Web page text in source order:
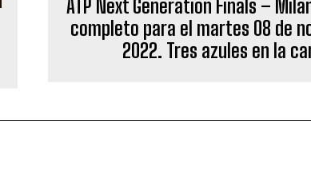
ATP Next Generation Finals –
completo para el martes 08 de
2022. Tres azules en la